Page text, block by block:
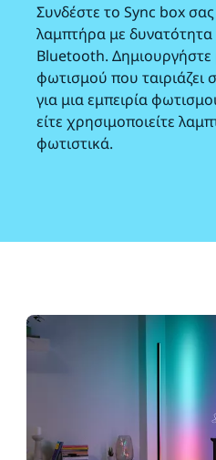
Συνδέστε το Sync box
λαμπτήρα με
Bluetooth. Δημιουργήστε
φωτισμού που ταιριάζει
για μια εμπειρία
είτε χρησιμοποιείτε
φωτιστικά.